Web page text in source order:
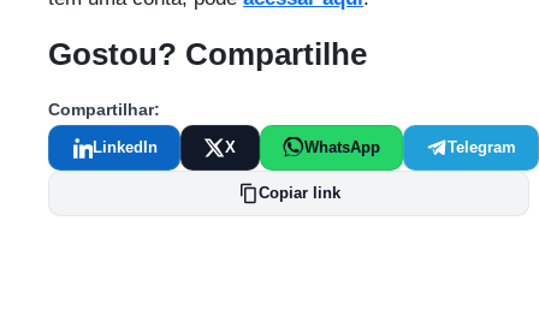
Gostou? Compartilhe
Compartilhar:
LinkedIn X WhatsApp Telegram
Copiar link